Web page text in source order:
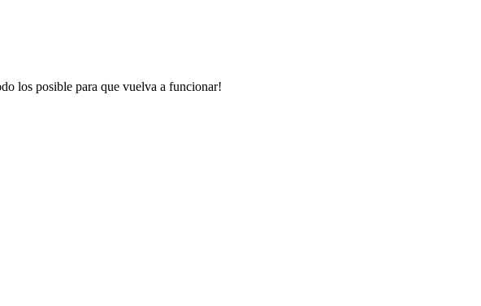
los posible para que vuelva a funcionar!